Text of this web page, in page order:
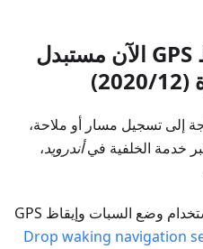
OsmAnd 3.9: إيقاظ GPS الآن مستبدل
3.9، عند الحاجة إلى تسجيل مسار أو ملاحة،
أندرويد،
تم إزالة الاستراتيجية السابقة لاستخدام وضع السبات وإيقاظ GPS
Drop waking navigation